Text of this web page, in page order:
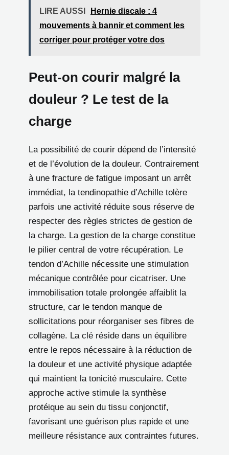
LIRE AUSSI
Hernie discale : 4
mouvements à bannir et comment les
corriger pour protéger votre dos
Peut-on courir malgré la
douleur ? Le test de la
charge
La possibilité de courir dépend de l’intensité
et de l’évolution de la douleur. Contrairement
à une fracture de fatigue imposant un arrêt
immédiat, la tendinopathie d’Achille tolère
parfois une activité réduite sous réserve de
respecter des règles strictes de gestion de
la charge. La gestion de la charge constitue
le pilier central de votre récupération. Le
tendon d’Achille nécessite une stimulation
mécanique contrôlée pour cicatriser. Une
immobilisation totale prolongée affaiblit la
structure, car le tendon manque de
sollicitations pour réorganiser ses fibres de
collagène. La clé réside dans un équilibre
entre le repos nécessaire à la réduction de
la douleur et une activité physique adaptée
qui maintient la tonicité musculaire. Cette
approche active stimule la synthèse
protéique au sein du tissu conjonctif,
favorisant une guérison plus rapide et une
meilleure résistance aux contraintes futures.